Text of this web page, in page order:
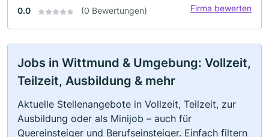
0.0 (0 Bewertungen) Firma bewerten
Jobs in Wittmund & Umgebung: Vollzeit,
Teilzeit, Ausbildung & mehr
Aktuelle Stellenangebote in Vollzeit, Teilzeit, zur
Ausbildung oder als Minijob – auch für
Quereinsteiger und Berufseinsteiger. Einfach filtern